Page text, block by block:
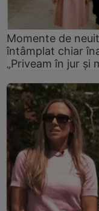
Momente de
întâmplat chiar
„Priveam în jur și